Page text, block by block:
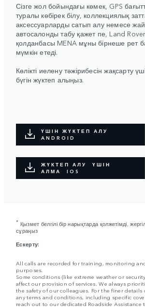
Сізге жол бойындағы көмек, GPS
туралы көбірек білу, коллекциялық
аксессуарларды сатып алу немесе
автосалонды табу қажет пе, Land
қолданбасы MENA мұны бірнеше рет
мүмкін етеді.
Көлікті иелену тәжірибесін жақсарту
бүгін жүктеп алыңыз.
ҮШІН ЖҮКТЕП АЛУ
ANDROID
ЖҮКТЕП АЛУ ҮШІН
АЛМА IOS
* Қызмет белгілі бір нарықтарда қолжетімді,
сұраңыз
Ескерту:
All calls are recorded for training, monitoring
purposes.
Some conditions (like extreme weather or
affect our provision of services. We always
the safety of our colleagues. For the finer details
any terms and conditions, including specific
reach out to our dedicated Roadside Assistance